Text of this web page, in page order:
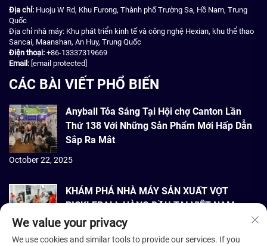
Địa chỉ: Huoju W Rd, Khu Furong, Thành phố Trường Sa, Hồ Nam, Trung
Quốc
Địa chỉ nhà máy: Khu phát triển kinh tế và công nghệ Hexian, khu thể thao
Sancai, Maanshan, An Huy, Trung Quốc
Điện thoại: +86-13337319669
Email: [email protected]
CÁC BÀI VIẾT PHỔ BIẾN
Anyball Tỏa Sáng Tại Hội chợ Canton Lần
Thứ 138 Với Những Sản Phẩm Mới Hấp Dẫn
Sắp Ra Mắt
October 22, 2025
KHÁM PHÁ NHÀ MÁY SẢN XUẤT VỢT
PICKLEBALL HÀNG ĐẦU TẠI VIỆT NAM
September 22, 2025
We value your privacy
We use cookies and similar tools to provide our services. If you